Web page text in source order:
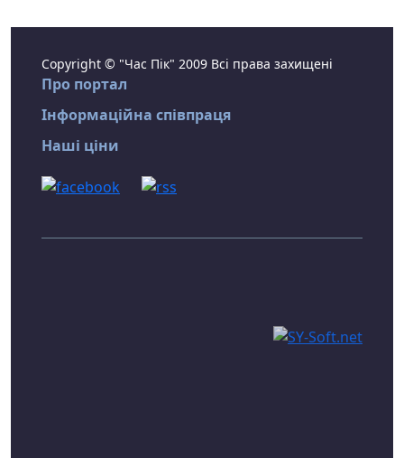
Copyright © "Час Пік" 2009 Всі права захищені
Про портал
Інформаційна співпраця
Наші ціни